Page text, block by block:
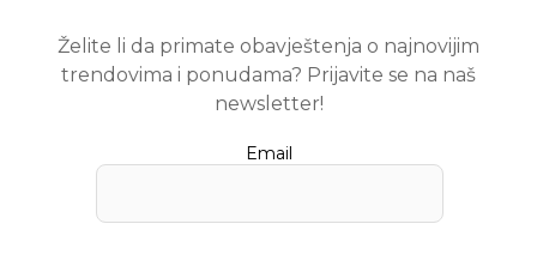
Želite li da primate obavještenja o najnovijim
trendovima i ponudama? Prijavite se na naš
newsletter!
Email